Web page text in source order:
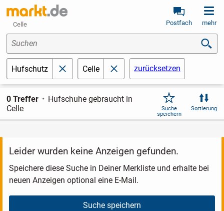
Celle Postfach mehr
Suchen
Hufschutz schließen
Celle schließenzurücksetzen
0 Treffer
Hufschuhe gebraucht in
Celle
Suche
speichern
Sortierung
Leider wurden keine Anzeigen gefunden.
Speichere diese Suche in Deiner Merkliste und erhalte bei
neuen Anzeigen optional eine E-Mail.
Suche speichern